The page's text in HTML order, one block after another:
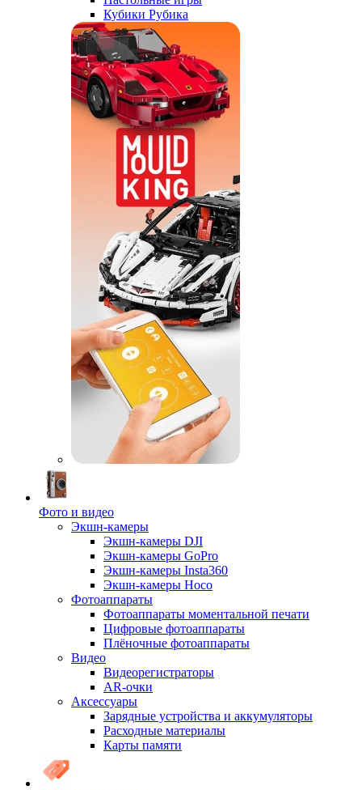
Кубики Рубика
Фото и видео
Экшн-камеры
Экшн-камеры DJI
Экшн-камеры GoPro
Экшн-камеры Insta360
Экшн-камеры Hoco
Фотоаппараты
Фотоаппараты моментальной печати
Цифровые фотоаппараты
Плёночные фотоаппараты
Видео
Видеорегистраторы
AR-очки
Аксессуары
Зарядные устройства и аккумуляторы
Расходные материалы
Карты памяти